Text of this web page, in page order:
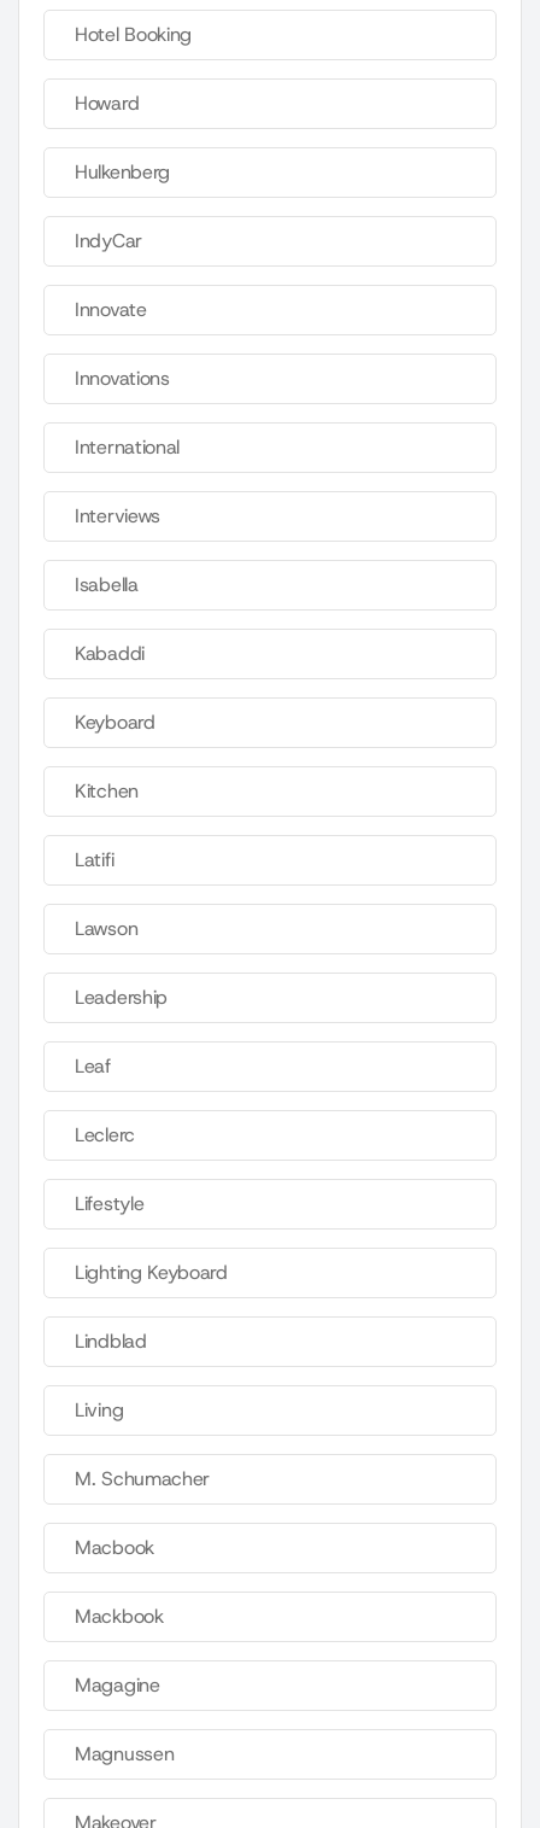
Hotel Booking
Howard
Hulkenberg
IndyCar
Innovate
Innovations
International
Interviews
Isabella
Kabaddi
Keyboard
Kitchen
Latifi
Lawson
Leadership
Leaf
Leclerc
Lifestyle
Lighting Keyboard
Lindblad
Living
M. Schumacher
Macbook
Mackbook
Magagine
Magnussen